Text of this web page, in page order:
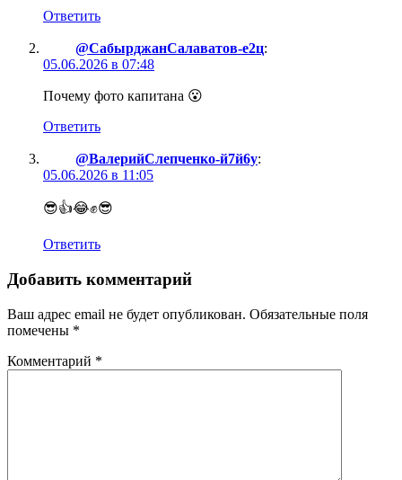
Ответить
@СабырджанСалаватов-е2ц:
05.06.2026 в 07:48
Почему фото капитана 😮
Ответить
@ВалерийСлепченко-й7й6у:
05.06.2026 в 11:05
😎👍😂✊😎
Ответить
Добавить комментарий
Ваш адрес email не будет опубликован. Обязательные поля
помечены *
Комментарий *